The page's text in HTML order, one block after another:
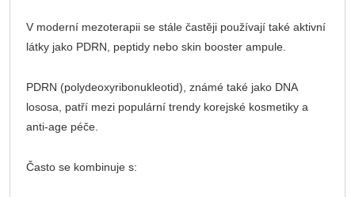
V moderní mezoterapii se stále častěji používají také aktivní
látky jako PDRN, peptidy nebo skin booster ampule.
PDRN (polydeoxyribonukleotid), známé také jako DNA
lososa, patří mezi populární trendy korejské kosmetiky a
anti-age péče.
Často se kombinuje s: